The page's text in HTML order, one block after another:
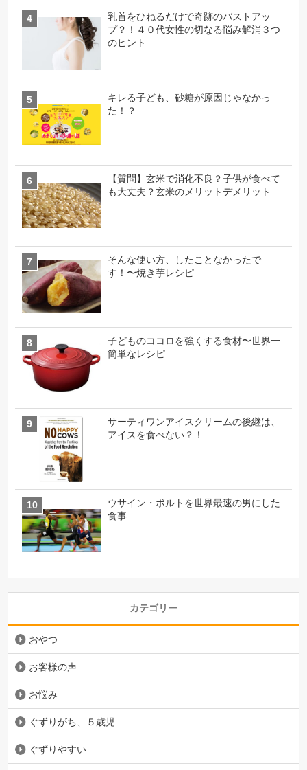
乳首をひねるだけで奇跡のバストアッ
プ？！４０代女性の切なる悩み解消３つ
のヒント
キレる子ども、砂糖が原因じゃなかっ
た！？
【質問】玄米で消化不良？子供が食べて
も大丈夫？玄米のメリットデメリット
そんな使い方、したことなかったで
す！〜焼き芋レシピ
子どものココロを強くする食材〜世界一
簡単なレシピ
サーティワンアイスクリームの後継は、
アイスを食べない？！
ウサイン・ボルトを世界最速の男にした
食事
カテゴリー
おやつ
お客様の声
お悩み
ぐずりがち、５歳児
ぐずりやすい